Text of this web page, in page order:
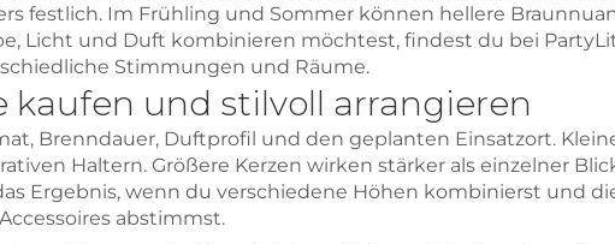
festlich. Im Frühling und Sommer können hellere
Licht und Duft kombinieren möchtest, findest du bei
Stimmungen und Räume.
kaufen und stilvoll arrangieren
Brenndauer, Duftprofil und den geplanten Einsatzort.
Haltern. Größere Kerzen wirken stärker als einzelner
Ergebnis, wenn du verschiedene Höhen kombinierst und
abstimmst.